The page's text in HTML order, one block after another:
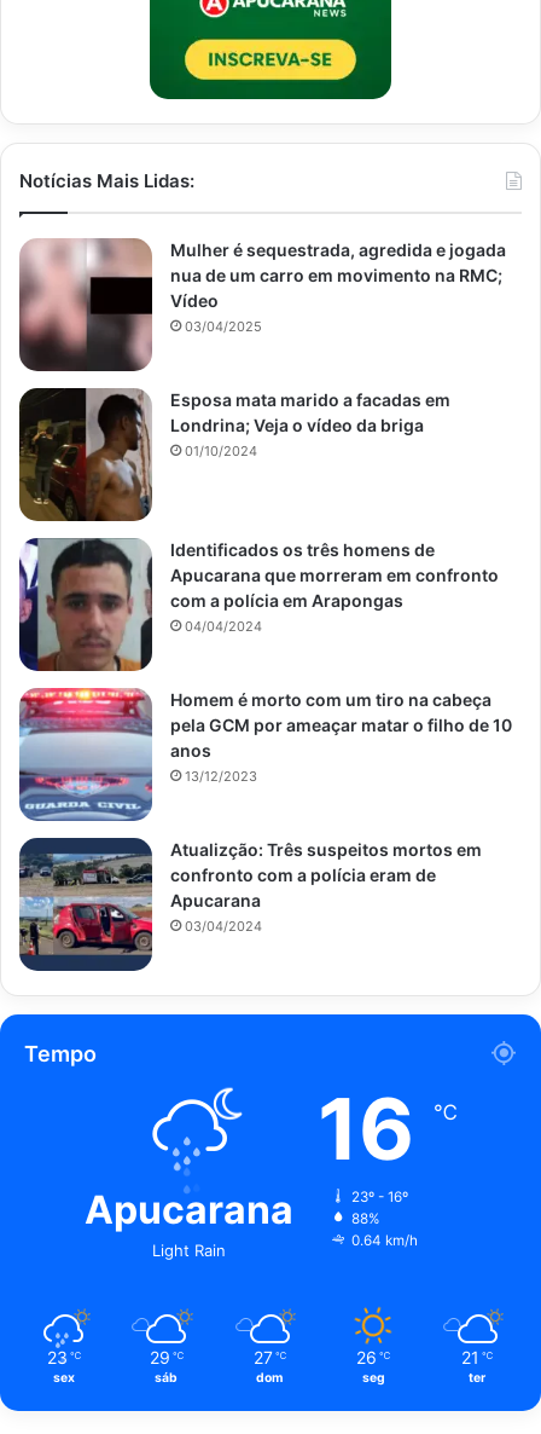
Notícias Mais Lidas:
Mulher é sequestrada, agredida e jogada
nua de um carro em movimento na RMC;
Vídeo
03/04/2025
Esposa mata marido a facadas em
Londrina; Veja o vídeo da briga
01/10/2024
Identificados os três homens de
Apucarana que morreram em confronto
com a polícia em Arapongas
04/04/2024
Homem é morto com um tiro na cabeça
pela GCM por ameaçar matar o filho de 10
anos
13/12/2023
Atualizção: Três suspeitos mortos em
confronto com a polícia eram de
Apucarana
03/04/2024
Tempo
Apucarana
Light Rain
16 ℃
23º - 16º
88%
0.64 km/h
23 ℃
sex
29 ℃
sáb
27 ℃
dom
26 ℃
seg
21 ℃
ter